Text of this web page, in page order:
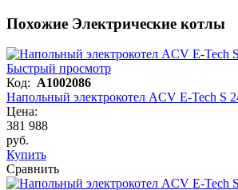
Похожие Электрические котлы
Быстрый просмотр
Код: A1002086
Напольный электрокотел ACV E-Tech S
Цена:
381 988
руб.
Купить
Сравнить